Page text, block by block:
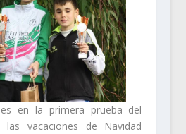
en la primera prueba del
vacaciones de Navidad